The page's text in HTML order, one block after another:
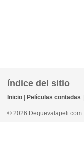
índice del sitio
Inicio Películas contadas
© 2026 Dequevalapeli.com